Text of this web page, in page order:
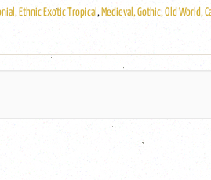
Ethnic Exotic Tropical , Medieval, Gothic, Old World,